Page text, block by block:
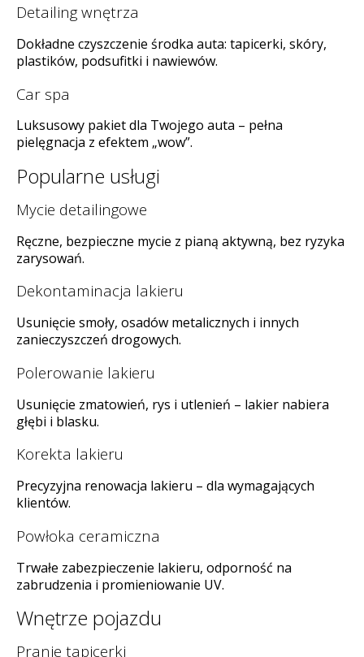
Detailing wnętrza
Dokładne czyszczenie środka auta: tapicerki, skóry,
plastików, podsufitki i nawiewów.
Car spa
Luksusowy pakiet dla Twojego auta – pełna
pielęgnacja z efektem „wow”.
Popularne usługi
Mycie detailingowe
Ręczne, bezpieczne mycie z pianą aktywną, bez ryzyka
zarysowań.
Dekontaminacja lakieru
Usunięcie smoły, osadów metalicznych i innych
zanieczyszczeń drogowych.
Polerowanie lakieru
Usunięcie zmatowień, rys i utlenień – lakier nabiera
głębi i blasku.
Korekta lakieru
Precyzyjna renowacja lakieru – dla wymagających
klientów.
Powłoka ceramiczna
Trwałe zabezpieczenie lakieru, odporność na
zabrudzenia i promieniowanie UV.
Wnętrze pojazdu
Pranie tapicerki